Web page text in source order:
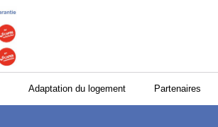
Adaptation du logement Partenaires